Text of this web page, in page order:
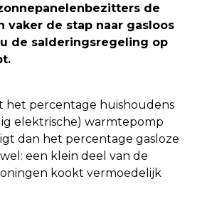
de
vaker de stap naar gasloos
de salderingsregeling op
t.
het percentage huishoudens
elektrische) warmtepomp
dan het percentage gasloze
een klein deel van de
kookt vermoedelijk